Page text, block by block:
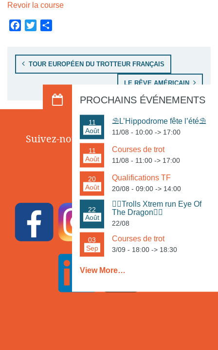
Revoir la course
Navigation de l’article
TOUR EUROPÉEN DU TROTTEUR FRANÇAIS
LE RÊVE AMÉRICAIN
Suivez-nous sur les réseaux sociaux
PROCHAINS ÉVÉNEMENTS
Août
11 ⛱️L’Hippodrome fête l’été⛱️
11/08 - 10:00 -> 17:00
Août
11 Courses de trot
11/08 - 11:00 -> 17:00
Août
20 Qualifications TF
20/08 - 09:00 -> 14:00
Août
22
🏃‍♀️Trolls Xtrem run Eye Of
The Dragon🏃‍♂️
22/08
Sep
03 Courses de trot
3/09 - 18:00 -> 18:30
View More…